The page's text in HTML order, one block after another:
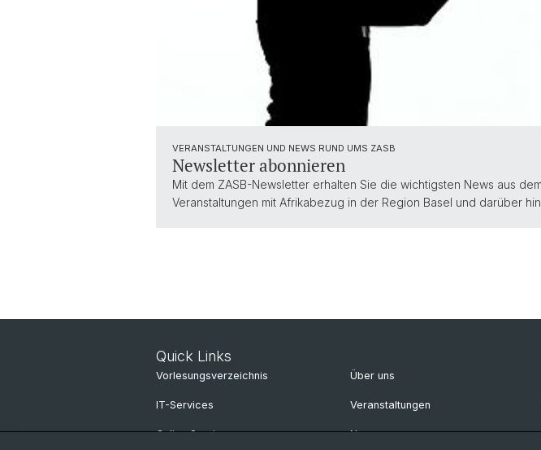
VERANSTALTUNGEN UND NEWS RUND UMS ZASB
Newsletter abonnieren
Mit dem ZASB-Newsletter erhalten Sie die wichtigsten News aus
Veranstaltungen mit Afrikabezug in der Region Basel und darüber
Quick Links
Vorlesungsverzeichnis
IT-Services
Online Services
Über uns
Veranstaltungen
News